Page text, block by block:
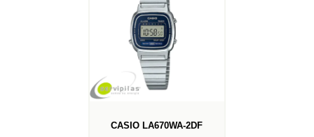
CASIO LA670WA-2DF